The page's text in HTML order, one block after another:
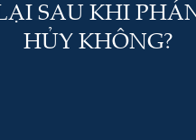
SAU KHI
HỦY KHÔNG?